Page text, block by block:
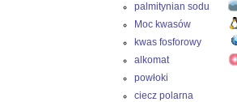
palmitynian sodu
Moc kwasów
kwas fosforowy
alkomat
powłoki
ciecz polarna